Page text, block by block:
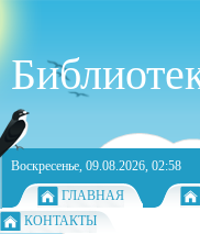
Воскресенье, 09.08.2026, 02:58
ГЛАВНАЯ
КОНТАКТЫ